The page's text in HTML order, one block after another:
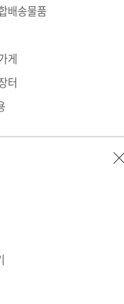
배송물품
게
터